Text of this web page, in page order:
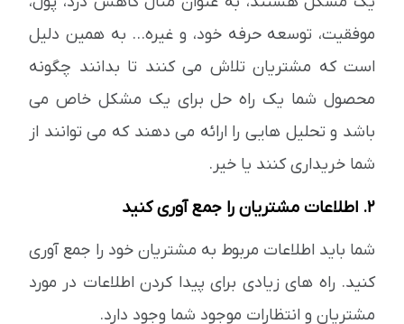
موفقیت، توسعه حرفه خود، و غیره... به همین دلیل
است که مشتریان تلاش می کنند تا بدانند چگونه
محصول شما یک راه حل برای یک مشکل خاص می
باشد و تحلیل هایی را ارائه می دهند که می توانند از
شما خریداری کنند یا خیر.
2. اطلاعات مشتریان را جمع آوری کنید
شما باید اطلاعات مربوط به مشتریان خود را جمع آوری
کنید. راه های زیادی برای پیدا کردن اطلاعات در مورد
مشتریان و انتظارات موجود شما وجود دارد.